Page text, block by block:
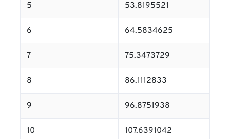
5 53.8195521
6 64.5834625
7 75.3473729
8 86.1112833
9 96.8751938
10 107.6391042